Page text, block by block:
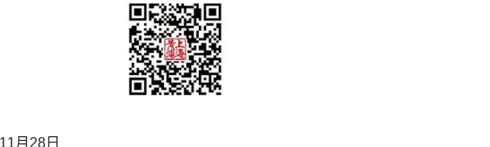
月28日